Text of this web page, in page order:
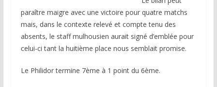
paraître maigre avec une victoire pour quatre matchs
mais, dans le contexte relevé et compte tenu des
absents, le staff mulhousien aurait signé d’emblée pour
celui-ci tant la huitième place nous semblait promise.
Le Philidor termine 7ème à 1 point du 6ème.